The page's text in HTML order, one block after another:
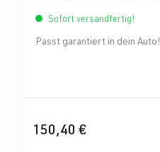
Sofort versandfertig!
Passt garantiert in dein Auto!
150,40 €